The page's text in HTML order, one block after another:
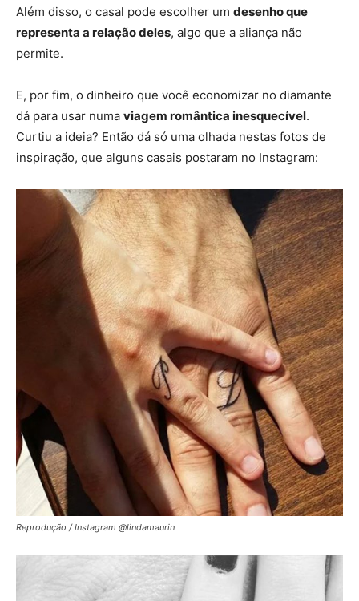
Além disso, o casal pode escolher um desenho que
representa a relação deles, algo que a aliança não
permite.
E, por fim, o dinheiro que você economizar no diamante
dá para usar numa viagem romântica inesquecível.
Curtiu a ideia? Então dá só uma olhada nestas fotos de
inspiração, que alguns casais postaram no Instagram:
Reprodução / Instagram @lindamaurin